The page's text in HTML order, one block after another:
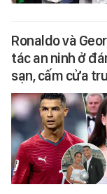
Ronaldo và
tác an ninh ở
sạn, cấm cửa